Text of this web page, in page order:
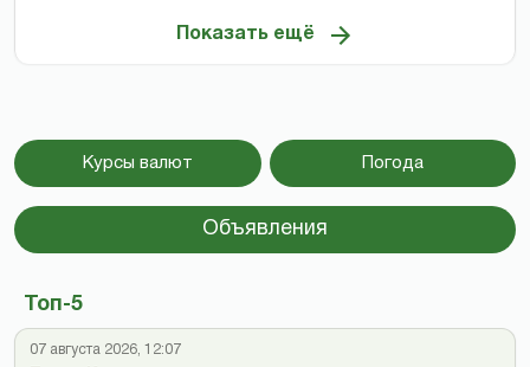
Показать ещё
Курсы валют Погода
Объявления
Топ-5
07 августа 2026, 12:07